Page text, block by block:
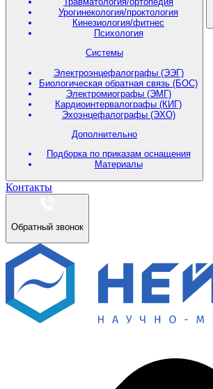
Урогинекология/проктология
Кинезиология/фитнес
Психология
Системы
Электроэнцефалографы (ЭЭГ)
Биологическая обратная связь (БОС)
Электромиографы (ЭМГ)
Кардиоинтервалографы (КИГ)
Эхоэнцефалографы (ЭХО)
Дополнительно
Подборка по приказам оснащения
Материалы
Контакты
Обратный звонок